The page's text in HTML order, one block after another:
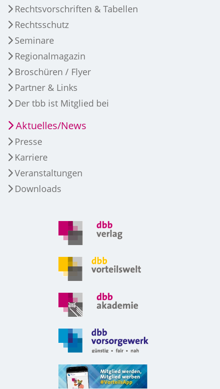
Rechtsvorschriften & Tabellen
Rechtsschutz
Seminare
Regionalmagazin
Broschüren / Flyer
Partner & Links
Der tbb ist Mitglied bei
Aktuelles/News
Presse
Karriere
Veranstaltungen
Downloads